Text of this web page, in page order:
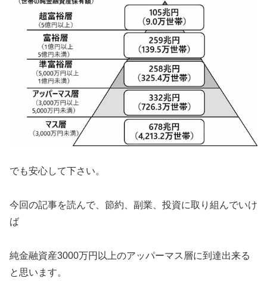
でも安心して下さい。
今回の記事を読んで、節約、副業、投資に取り組んでいけ
ば
純金融資産3000万円以上のアッパーマス層に到達出来る
と思います。